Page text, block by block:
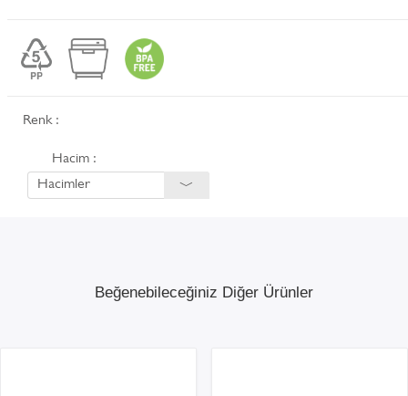
Renk :
Hacim :
Hacimler
Beğenebileceğiniz Diğer Ürünler